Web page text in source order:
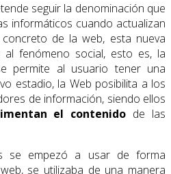
seguir la denominación que
informáticos cuando actualizan
de la web, esta nueva
fenómeno social, esto es, la
permite al usuario tener una
estadio, la Web posibilita a los
de información, siendo ellos
el contenido de las
se empezó a usar de forma
se utilizaba de una manera